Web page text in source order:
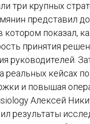
три крупных
представил
показал,
принятия
руководителей.
кейсах
и повышая
Алексей
результаты